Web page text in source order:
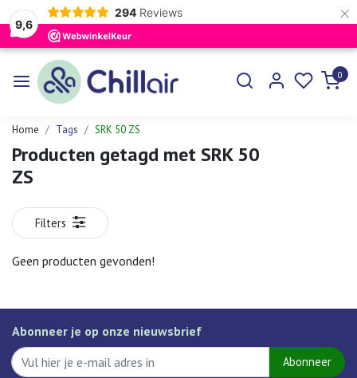
9,6
294 Reviews ×
0
Home Tags SRK 50 ZS
Producten getagd met SRK 50
ZS
Filters
Geen producten gevonden!
Abonneer je op onze nieuwsbrief
Abonneer